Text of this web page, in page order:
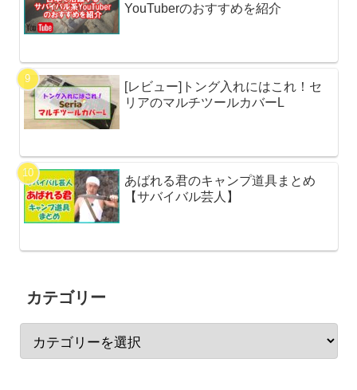
YouTuberのおすすめを紹介
[レビュー]トング入れにはこれ！セ
リアのマルチツールカバーL
あばれる君のキャンプ道具まとめ
【サバイバル芸人】
カテゴリー